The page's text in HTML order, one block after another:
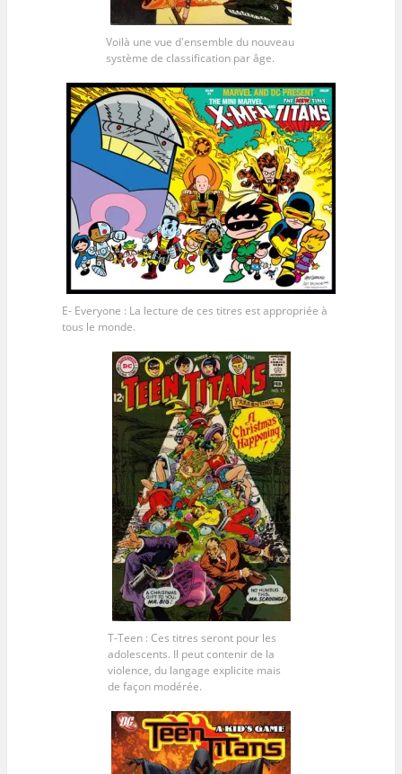
Voilà une vue d'ensemble du nouveau
système de classification par âge.
E- Everyone : La lecture de ces titres est appropriée à
tous le monde.
T-Teen : Ces titres seront pour les
adolescents. Il peut contenir de la
violence, du langage explicite mais
de façon modérée.